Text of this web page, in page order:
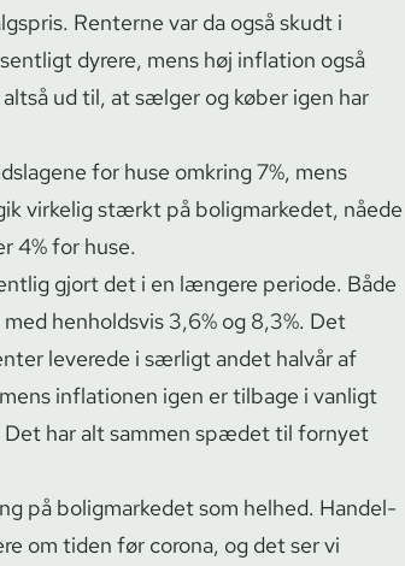
Renterne var da også skudt i
dyrere, mens høj inflation også
ud til, at sælger og køber igen har
for huse omkring 7%, mens
virkelig stærkt på boligmarkedet, nåede
4% for huse.
gjort det i en længere periode. Både
henholdsvis 3,6% og 8,3%. Det
leverede i særligt andet halvår af
inflationen igen er tilbage i vanligt
har alt sammen spædet til fornyet
på boligmarkedet som helhed. Han­del­
om tiden før corona, og det ser vi